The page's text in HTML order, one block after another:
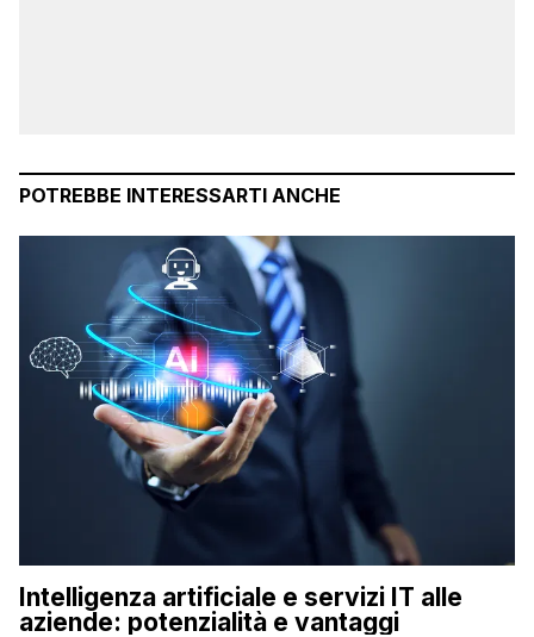
POTREBBE INTERESSARTI ANCHE
Intelligenza artificiale e servizi IT alle
aziende: potenzialità e vantaggi